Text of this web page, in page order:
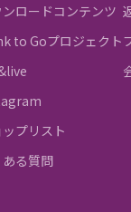
ロードコンテンツ
to Goプロジェクト
プリスト
ある質問